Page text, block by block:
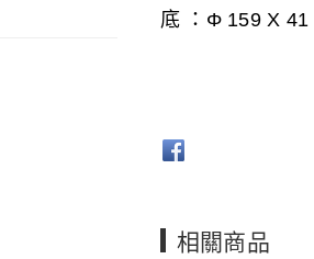
底 ： Φ 159 X 41
相關商品